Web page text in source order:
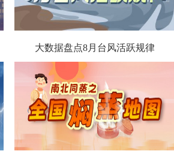
大数据盘点8月台风活跃规律